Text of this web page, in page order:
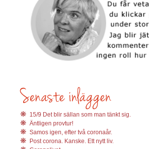
15/9 Det blir sällan som man tänkt sig.
Äntligen provtur!
Samos igen, efter två coronaår.
Post corona. Kanske. Ett nytt liv.